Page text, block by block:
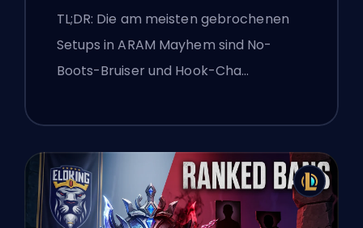
TL;DR: Die am meisten gebrochenen
Setups in ARAM Mayhem sind No-
Boots-Bruiser und Hook-Cha…